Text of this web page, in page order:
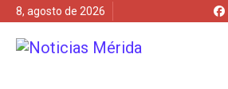
8, agosto de 2026